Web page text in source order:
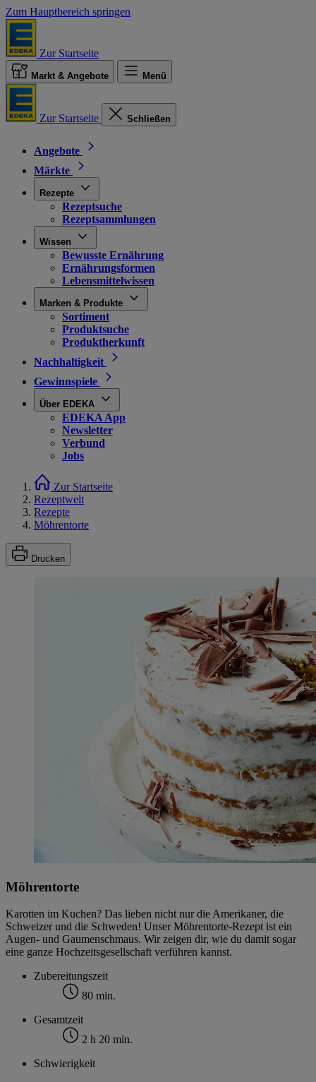
Zum Hauptbereich springen
Zur Startseite
Markt & Angebote Menü
Zur Startseite Schließen
Angebote
Märkte
Rezepte
Rezeptsuche
Rezeptsammlungen
Wissen
Bewusste Ernährung
Ernährungsformen
Lebensmittelwissen
Marken & Produkte
Sortiment
Produktsuche
Produktherkunft
Nachhaltigkeit
Gewinnspiele
Über EDEKA
EDEKA App
Newsletter
Verbund
Jobs
Zur Startseite
Rezeptwelt
Rezepte
Möhrentorte
Drucken
Möhrentorte
Karotten im Kuchen? Das lieben nicht nur die Amerikaner, die
Schweizer und die Schweden! Unser Möhrentorte-Rezept ist ein
Augen- und Gaumenschmaus. Wir zeigen dir, wie du damit sogar
eine ganze Hochzeitsgesellschaft verführen kannst.
Zubereitungszeit
80 min.
Gesamtzeit
2 h 20 min.
Schwierigkeit